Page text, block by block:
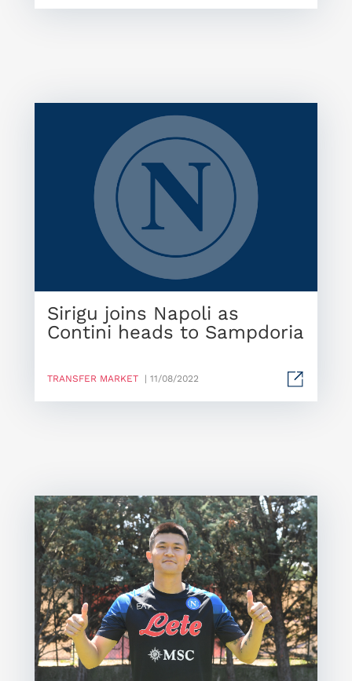
Sirigu joins Napoli as
Contini heads to Sampdoria
TRANSFER MARKET | 11/08/2022